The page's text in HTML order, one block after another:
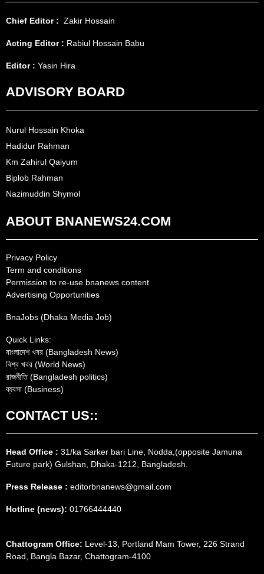
Chief Editor : Zakir Hossain
Acting Editor : Rabiul Hossain Babu
Editor : Yasin Hira
ADVISORY BOARD
Nurul Hossain Khoka
Hadidur Rahman
Km Zahirul Qaiyum
Biplob Rahman
Nazimuddin Shymol
ABOUT BNANEWS24.COM
Privacy Policy
Term and conditions
Permission to re-use bnanews content
Advertising Opportunities
BnaJobs (Dhaka Media Job)
Quick Links:
বাংলাদেশ খবর (Bangladesh News)
বিশ্ব খবর (World News)
রাজনীতি (Bangladesh politics)
ব্যবসা (Business)
CONTACT US::
Head Office : 31/ka Sarker bari Line, Nodda,(opposite Jamuna
Future park) Gulshan, Dhaka-1212, Bangladesh.
Press Release : editorbnanews@gmail.com
Hotline (news): 01766444440
Chattogram Office: Level-13, Portland Mam Tower, 226 Strand
Road, Bangla Bazar, Chattogram-4100